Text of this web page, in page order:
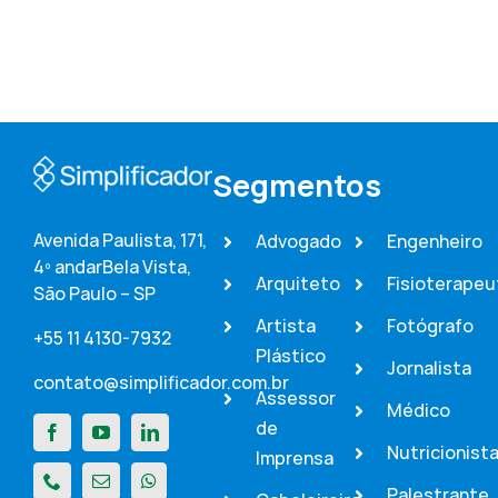
Avenida Paulista, 171,
4º andarBela Vista,
São Paulo – SP
+55 11 4130-7932
contato@simplificador.com.br
Segmentos
Advogado
Arquiteto
Artista
Plástico
Assessor
de
Imprensa
Engenheiro
Fotógrafo
Jornalista
Médico
Nutricionista